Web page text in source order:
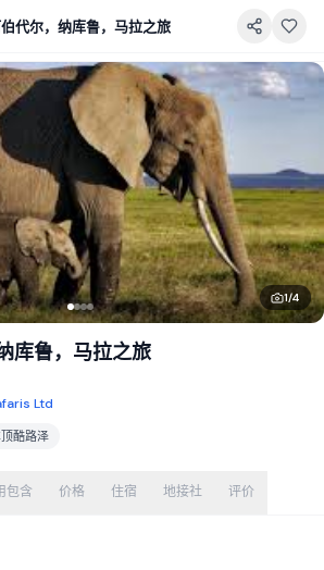
代尔，纳库鲁，马拉之旅
1/4
库鲁，马拉之旅
Ltd
酷路泽
包含 价格 住宿 地接社 评价